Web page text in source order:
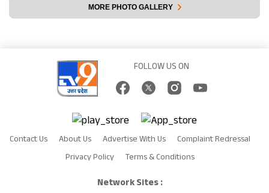
MORE PHOTO GALLERY
FOLLOW US ON
Contact Us About Us Advertise With Us
Complaint Redressal
Privacy Policy
Terms & Conditions
Network Sites :